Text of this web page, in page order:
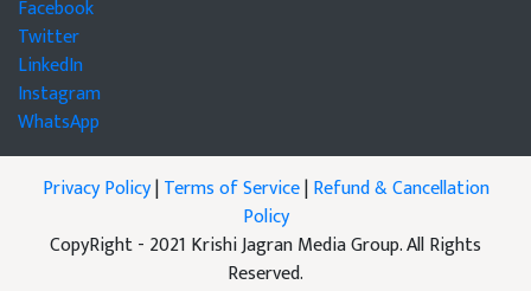
Facebook
Twitter
LinkedIn
Instagram
WhatsApp
Privacy Policy|Terms of Service|Refund & Cancellation
Policy
CopyRight - 2021 Krishi Jagran Media Group. All Rights
Reserved.